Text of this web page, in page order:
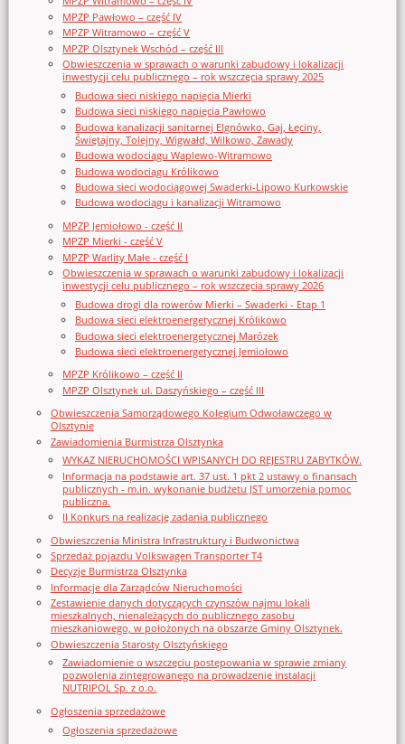
MPZP Pawłowo – część IV
MPZP Witramowo – część V
MPZP Olsztynek Wschód – część III
Obwieszczenia w sprawach o warunki zabudowy i lokalizacji
inwestycji celu publicznego – rok wszczęcia sprawy 2025
Budowa sieci niskiego napięcia Mierki
Budowa sieci niskiego napięcia Pawłowo
Budowa kanalizacji sanitarnej Elgnówko, Gaj, Łęciny,
Świętajny, Tolejny, Wigwałd, Wilkowo, Zawady
Budowa wodociągu Waplewo-Witramowo
Budowa wodociągu Królikowo
Budowa sieci wodociągowej Swaderki-Lipowo Kurkowskie
Budowa wodociągu i kanalizacji Witramowo
MPZP Jemiołowo - część II
MPZP Mierki - część V
MPZP Warlity Małe - część I
Obwieszczenia w sprawach o warunki zabudowy i lokalizacji
inwestycji celu publicznego – rok wszczęcia sprawy 2026
Budowa drogi dla rowerów Mierki – Swaderki - Etap 1
Budowa sieci elektroenergetycznej Królikowo
Budowa sieci elektroenergetycznej Marózek
Budowa sieci elektroenergetycznej Jemiołowo
MPZP Królikowo – część II
MPZP Olsztynek ul. Daszyńskiego – część III
Obwieszczenia Samorządowego Kolegium Odwoławczego w
Olsztynie
Zawiadomienia Burmistrza Olsztynka
WYKAZ NIERUCHOMOŚCI WPISANYCH DO REJESTRU ZABYTKÓW.
Informacja na podstawie art. 37 ust. 1 pkt 2 ustawy o finansach
publicznych - m.in. wykonanie budżetu JST umorzenia pomoc
publiczna.
II Konkurs na realizację zadania publicznego
Obwieszczenia Ministra Infrastruktury i Budwonictwa
Sprzedaż pojazdu Volkswagen Transporter T4
Decyzje Burmistrza Olsztynka
Informacje dla Zarządców Nieruchomości
Zestawienie danych dotyczących czynszów najmu lokali
mieszkalnych, nienależących do publicznego zasobu
mieszkaniowego, w położonych na obszarze Gminy Olsztynek.
Obwieszczenia Starosty Olsztyńskiego
Zawiadomienie o wszczęciu postępowania w sprawie zmiany
pozwolenia zintegrowanego na prowadzenie instalacji
NUTRIPOL Sp. z o.o.
Ogłoszenia sprzedażowe
Ogłoszenia sprzedażowe